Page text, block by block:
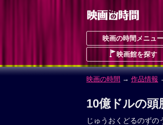
映画の時間メニュー
映画館を探す
映画の時間 → 作品情報
10億ドルの頭
じゅうおくどるのずの